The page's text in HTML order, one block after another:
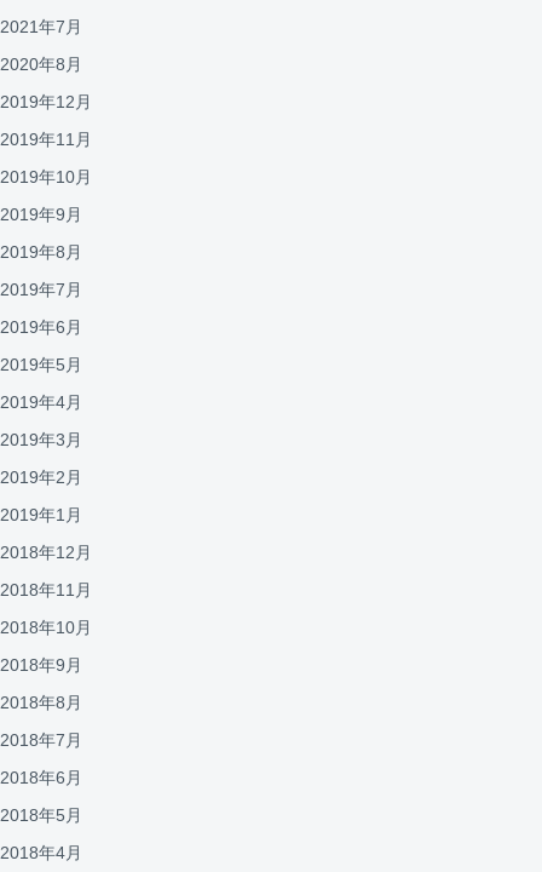
2021年7月
2020年8月
2019年12月
2019年11月
2019年10月
2019年9月
2019年8月
2019年7月
2019年6月
2019年5月
2019年4月
2019年3月
2019年2月
2019年1月
2018年12月
2018年11月
2018年10月
2018年9月
2018年8月
2018年7月
2018年6月
2018年5月
2018年4月